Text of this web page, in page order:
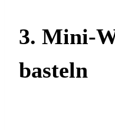
3. Mini-
basteln